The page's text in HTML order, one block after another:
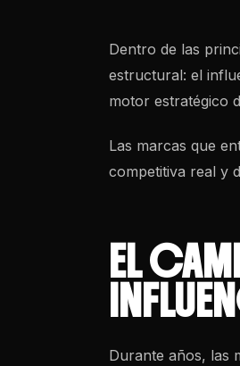
Dentro de las
estructural: el
motor estratégico
Las marcas que
competitiva real y
EL
Durante años, las